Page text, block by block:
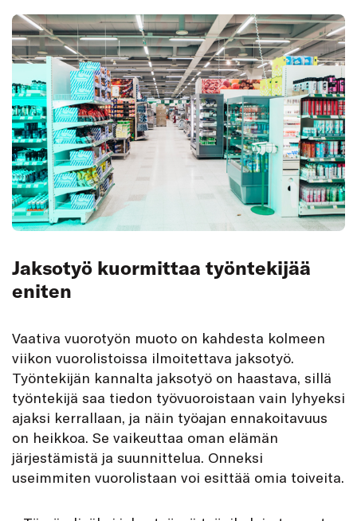
Jaksotyö kuormittaa työntekijää
eniten
Vaativa vuorotyön muoto on kahdesta kolmeen
viikon vuorolistoissa ilmoitettava jaksotyö.
Työntekijän kannalta jaksotyö on haastava, sillä
työntekijä saa tiedon työvuoroistaan vain lyhyeksi
ajaksi kerrallaan, ja näin työajan ennakoitavuus
on heikkoa. Se vaikeuttaa oman elämän
järjestämistä ja suunnittelua. Onneksi
useimmiten vuorolistaan voi esittää omia toiveita.